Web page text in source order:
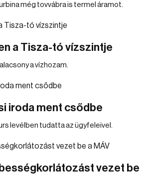
még tovvábra is termel áramot.
a Tisza-tó vízszintje
a vízhozam.
iroda ment csődbe
levélben tudatta az ügyfeleivel.
vezet be